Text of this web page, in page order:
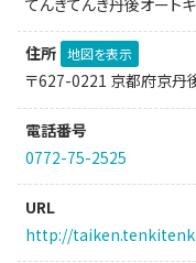
住所 地図を表示
〒627-0221 京都府京丹
電話番号
0772-75-2525
URL
http://